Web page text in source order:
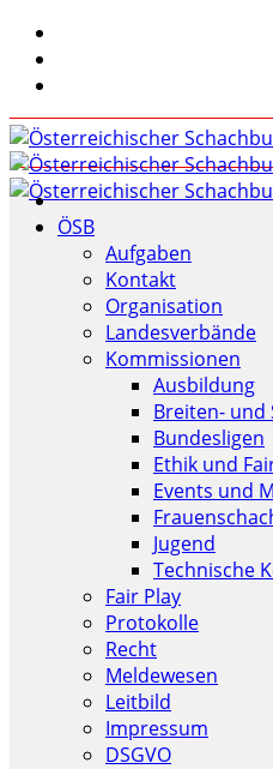
ÖSB
Aufgaben
Kontakt
Organisation
Landesverbände
Kommissionen
Ausbildung
Breiten- und
Bundesligen
Ethik und
Events und
Jugend
Technische
Fair Play
Protokolle
Recht
Meldewesen
Leitbild
Impressum
DSGVO